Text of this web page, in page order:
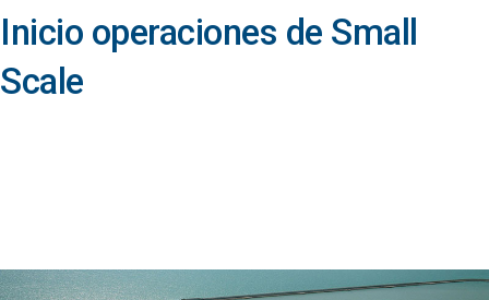
Inicio operaciones de Small
Scale